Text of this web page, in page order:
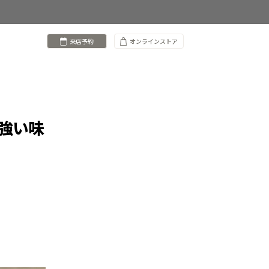
来店予約 オンラインストア
い味